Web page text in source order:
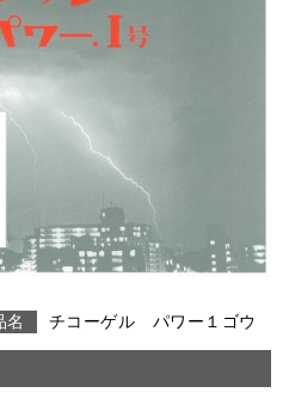
チコーゲル パワー１ゴウ